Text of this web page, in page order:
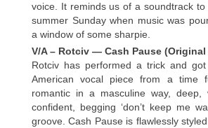
voice. It reminds us of a soundtrack
summer Sunday when music was
a window of some sharpie.
V/A – Rotciv — Cash Pause (Original
Rotciv has performed a trick and
American vocal piece from a time
romantic in a masculine way, deep,
confident, begging ‘don’t keep me
groove. Cash Pause is flawlessly